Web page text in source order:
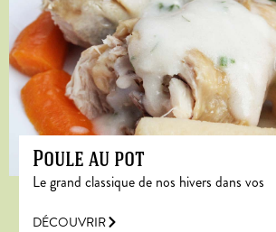
Poule au pot
Le grand classique de nos hivers dans vos
DÉCOUVRIR